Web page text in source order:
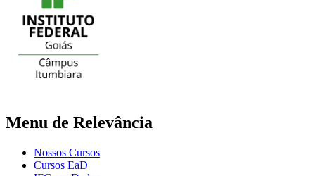
Menu de Relevância
Nossos Cursos
Cursos EaD